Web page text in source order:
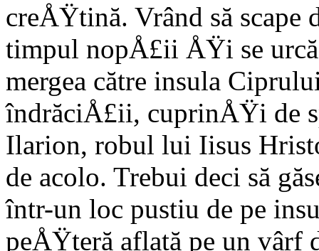
creÅŸtină. Vrând să scape
timpul nopÅ£ii ÅŸi se
mergea către insula
îndrăciÅ£ii, cuprinÅŸi de
Ilarion, robul lui Iisus
de acolo. Trebui deci să
într-un loc pustiu de pe
peÅŸteră aflată pe un vârf